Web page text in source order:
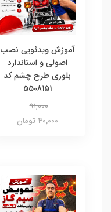
آموزش ویدئویی نصب
اصولی و استاندارد
بلوری طرح چشم کد
5508151
91,000
40,000 تومان